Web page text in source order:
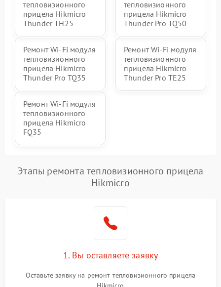
тепловизионного
прицела Hikmicro
Thunder TH25
тепловизионного
прицела Hikmicro
Thunder Pro TQ50
Ремонт Wi-Fi модуля
тепловизионного
прицела Hikmicro
Thunder Pro TQ35
Ремонт Wi-Fi модуля
тепловизионного
прицела Hikmicro
Thunder Pro TE25
Ремонт Wi-Fi модуля
тепловизионного
прицела Hikmicro
FQ35
Этапы ремонта тепловизионного прицела
Hikmicro
1. Вы оставляете заявку
Оставьте заявку на ремонт тепловизионного прицела